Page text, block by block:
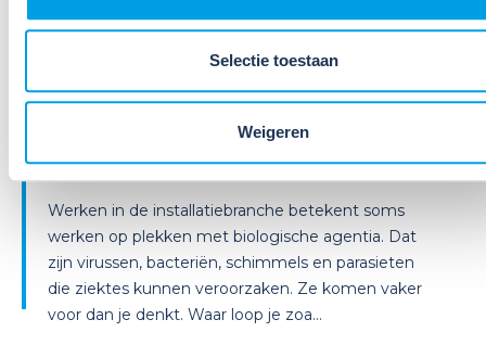
Selectie toestaan
Weigeren
01
2026
Nieuws
Biologische risico’s in de
installatiebranche: herken jij ze al?
Werken in de installatiebranche betekent soms
werken op plekken met biologische agentia. Dat
zijn virussen, bacteriën, schimmels en parasieten
die ziektes kunnen veroorzaken. Ze komen vaker
voor dan je denkt. Waar loop je zoa...